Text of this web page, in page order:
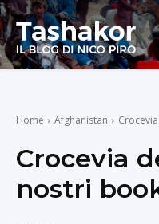
Home Afghanistan
Crocevia
nostri